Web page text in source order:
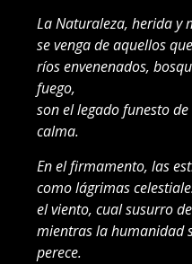
La Naturaleza, herida y
se venga de aquellos
ríos envenenados,
fuego,
son el legado funesto
calma.
En el firmamento, las
como lágrimas
el viento, cual susurro
mientras la humanidad
perece.